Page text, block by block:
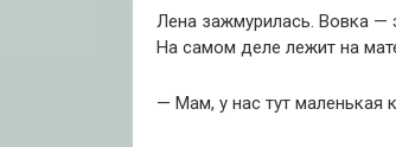
Лена зажмурилась. Вовка —
На самом деле лежит на
— Мам, у нас тут маленькая